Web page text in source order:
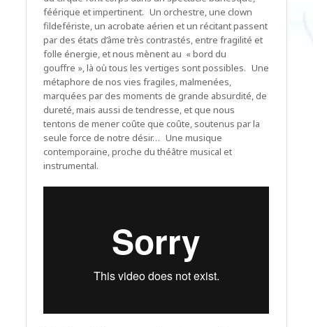
féérique et impertinent. Un orchestre, une clown
fildefériste, un acrobate aérien et un récitant passent
par des états d’âme très contrastés, entre fragilité et
folle énergie, et nous mènent au « bord du
gouffre », là où tous les vertiges sont possibles. Une
métaphore de nos vies fragiles, malmenées,
marquées par des moments de grande absurdité, de
dureté, mais aussi de tendresse, et que nous
tentons de mener coûte que coûte, soutenus par la
seule force de notre désir… Une musique
contemporaine, proche du théâtre musical et
instrumental.